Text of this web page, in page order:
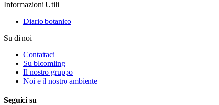
Informazioni Utili
Diario botanico
Su di noi
Contattaci
Su bloomling
Il nostro gruppo
Noi e il nostro ambiente
Seguici su